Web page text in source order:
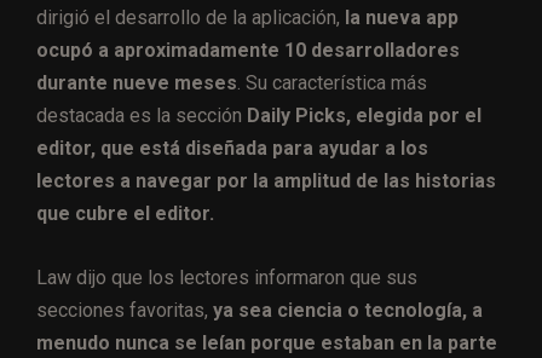
dirigió el desarrollo de la aplicación, la nueva app
ocupó a aproximadamente 10 desarrolladores
durante nueve meses . Su característica más
destacada es la sección Daily Picks, elegida por el
editor, que está diseñada para ayudar a los
lectores a navegar por la amplitud de las historias
que cubre el editor.
Law dijo que los lectores informaron que sus
secciones favoritas, ya sea ciencia o tecnología, a
menudo nunca se leían porque estaban en la parte